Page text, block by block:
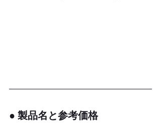
● 製品名と参考価格